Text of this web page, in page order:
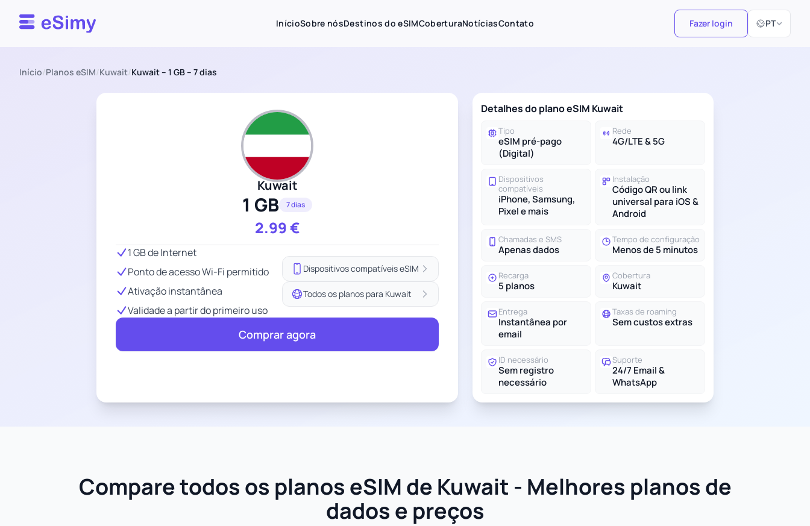
Esimy InícioSobre nósDestinos do eSIMCoberturaNotíciasContato Fazer login PT
Selecionar
Início/Planos eSIM/Kuwait/Kuwait – 1 GB – 7 dias
Kuwait
1 GB 7 dias
2.99€
1 GB de Internet
Ponto de acesso Wi-Fi permitido
Ativação instantânea
Validade a partir do primeiro uso
Dispositivos compatíveis eSIM
Todos os planos para Kuwait
Comprar agora
Detalhes do plano eSIM Kuwait
Tipo
eSIM pré-pago
(Digital)
Rede
4G/LTE & 5G
Dispositivos
compatíveis
iPhone, Samsung,
Pixel e mais
Instalação
Código QR ou link
universal para iOS &
Android
Chamadas e SMS
Apenas dados
Tempo de configuração
Menos de 5 minutos
Recarga
5 planos
Cobertura
Kuwait
Entrega
Instantânea por
email
Taxas de roaming
Sem custos extras
ID necessário
Sem registro
necessário
Suporte
24/7 Email &
WhatsApp
Compare todos os planos eSIM de Kuwait - Melhores planos de
dados e preços